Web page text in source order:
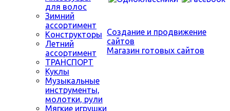
для волос
Зимний
ассортимент
Конструкторы
Летний
ассортимент
ТРАНСПОРТ
Куклы
Музыкальные
инструменты,
молотки, рули
Мягкие игрушки
Создание и продвижение
сайтов
Магазин готовых сайтов